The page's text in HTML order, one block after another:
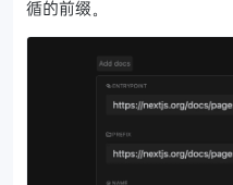
循的前缀。